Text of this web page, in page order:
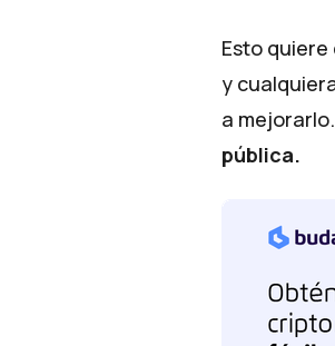
Esto
y
a mejorarlo.
pública.